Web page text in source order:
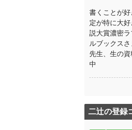
書くことが
定が特に大
説大賞濃密
ルブックス
先生、生の
中
二辻の登録